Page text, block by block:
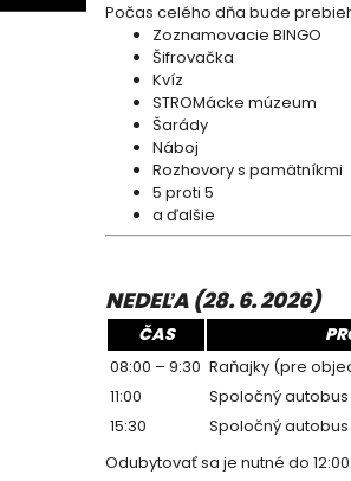
Počas celého dňa bude
Zoznamovacie BINGO
Šifrovačka
Kvíz
STROMácke múzeum
Šarády
Náboj
Rozhovory s pamätníkmi
5 proti 5
a ďalšie
NEDEĽA (28. 6. 2026)
ČAS
08:00 – 9:30 Raňajky (pre
11:00
Spoločný
15:30
Spoločný
Odubytovať sa je nutné do 12:00.